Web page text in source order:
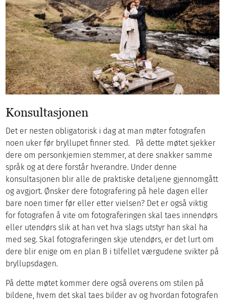
Konsultasjonen
Det er nesten obligatorisk i dag at man møter fotografen
noen uker før bryllupet finner sted. På dette møtet sjekker
dere om personkjemien stemmer, at dere snakker samme
språk og at dere forstår hverandre. Under denne
konsultasjonen blir alle de praktiske detaljene gjennomgått
og avgjort. Ønsker dere fotografering på hele dagen eller
bare noen timer før eller etter vielsen? Det er også viktig
for fotografen å vite om fotograferingen skal taes innendørs
eller utendørs slik at han vet hva slags utstyr han skal ha
med seg. Skal fotograferingen skje utendørs, er det lurt om
dere blir enige om en plan B i tilfellet værgudene svikter på
bryllupsdagen.
På dette møtet kommer dere også overens om stilen på
bildene, hvem det skal taes bilder av og hvordan fotografen